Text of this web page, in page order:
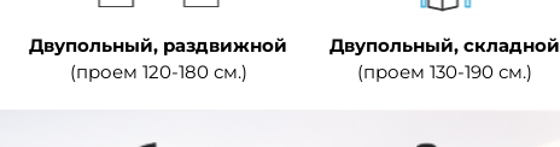
Двупольный, раздвижной
(проем 120-180 см.)
Двупольный, складной
(проем 130-190 см.)